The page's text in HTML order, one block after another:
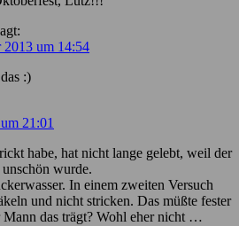
2013 um 14:54
:)
21:01
habe, hat nicht lange gelebt, weil der
wurde.
In einem zweiten Versuch
und nicht stricken. Das müßte fester
das trägt? Wohl eher nicht …